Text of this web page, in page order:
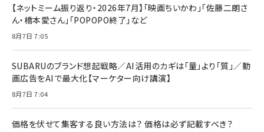
【ネットミーム振り返り・2026年7月】「映画ちいかわ」「佐藤二朗さ
ん・橋本愛さん」「POPOPO終了」など
8月7日 7:05
SUBARUのブランド想起戦略／AI活用のカギは「量」より「質」／動
画広告をAIで最大化【マーケター向け講演】
8月7日 7:04
価格を伏せて集客する良い方法は？ 価格は必ず記載すべき？